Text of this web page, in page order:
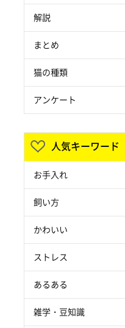
解説
まとめ
猫の種類
アンケート
人気キーワード
お手入れ
飼い方
かわいい
ストレス
あるある
雑学・豆知識